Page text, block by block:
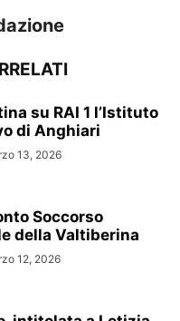
su RAI 1 l’Istituto
di Anghiari
13, 2026
Soccorso
della Valtiberina
12, 2026